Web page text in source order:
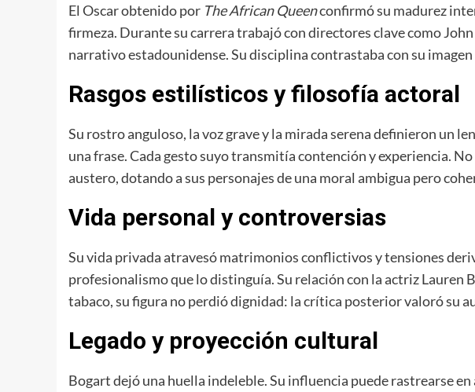
El Oscar obtenido por The African Queenconfirmó su madurez
firmeza. Durante su carrera trabajó con directores clave como
narrativo estadounidense. Su disciplina contrastaba con su
Rasgos estilísticos y filosofía actoral
Su rostro anguloso, la voz grave y la mirada serena definieron un
una frase. Cada gesto suyo transmitía contención y experiencia.
austero, dotando a sus personajes de una moral ambigua pero
Vida personal y controversias
Su vida privada atravesó matrimonios conflictivos y tensiones
profesionalismo que lo distinguía. Su relación con la actriz Lauren
tabaco, su figura no perdió dignidad: la crítica posterior valoró su
Legado y proyección cultural
Bogart dejó una huella indeleble. Su influencia puede rastrearse